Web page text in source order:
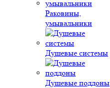
Раковины,
умывальники
Душевые системы
Душевые поддоны